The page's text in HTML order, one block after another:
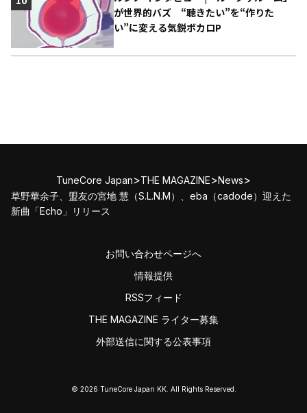
が世界的バズ “聴きたい”を“作りた
い”に変える気鋭ボカロP
TuneCore Japan>THE MAGAZINE>News>
草野華余子、盟友の宮地 慧（S.L.N.M）、eba（cadode）迎えた
新曲「Echo」リリース
お問い合わせページへ
情報提供
RSSフィード
THE MAGAZINE ライター募集
外部送信に関する公表事項
© 2026 TuneCore Japan KK. All Rights Reserved.